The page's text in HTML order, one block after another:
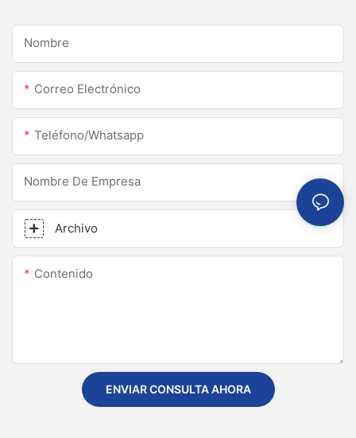
Nombre
Correo Electrónico
Teléfono/whatsapp
Nombre De Empresa
Archivo
Contenido
ENVIAR CONSULTA AHORA